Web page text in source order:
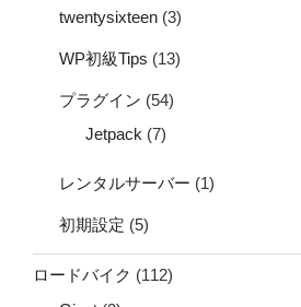
twentysixteen (3)
WP初級Tips (13)
プラグイン (54)
Jetpack (7)
レンタルサーバー (1)
初期設定 (5)
ロードバイク (112)